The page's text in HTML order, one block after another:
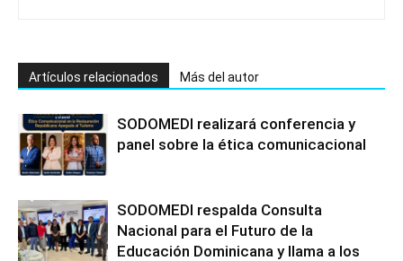
Artículos relacionados Más del autor
SODOMEDI realizará conferencia y
panel sobre la ética comunicacional
SODOMEDI respalda Consulta
Nacional para el Futuro de la
Educación Dominicana y llama a los